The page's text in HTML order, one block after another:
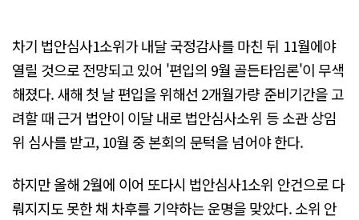
차기 법안심사1소위가 내달 국정감사를 마친 뒤 11월에야
열릴 것으로 전망되고 있어 '편입의 9월 골든타임론'이 무색
해졌다. 새해 첫 날 편입을 위해선 2개월가량 준비기간을 고
려할 때 근거 법안이 이달 내로 법안심사소위 등 소관 상임
위 심사를 받고, 10월 중 본회의 문턱을 넘어야 한다.
하지만 올해 2월에 이어 또다시 법안심사1소위 안건으로 다
뤄지지도 못한 채 차후를 기약하는 운명을 맞았다. 소위 안